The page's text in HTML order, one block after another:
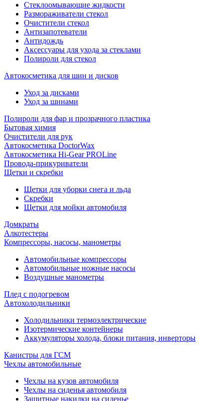
Стеклоомывающие жидкости
Размораживатели стекол
Очистители стекол
Антизапотеватели
Антидождь
Аксессуары для ухода за стеклами
Полироли для стекол
Автокосметика для шин и дисков
Уход за дисками
Уход за шинами
Полироли для фар и прозрачного пластика
Бытовая химия
Очистители для рук
Автокосметика DoctorWax
Автокосметика Hi-Gear PROLine
Провода-прикуриватели
Щетки и скребки
Щетки для уборки снега и льда
Скребки
Щетки для мойки автомобиля
Домкраты
Алкотестеры
Компрессоры, насосы, манометры
Автомобильные компрессоры
Автомобильные ножные насосы
Воздушные манометры
Плед с подогревом
Автохолодильники
Холодильники термоэлектрические
Изотермические контейнеры
Аккумуляторы холода, блоки питания, инверторы
Канистры для ГСМ
Чехлы автомобильные
Чехлы на кузов автомобиля
Чехлы на сиденья автомобиля
Защитные накидки на сиденье